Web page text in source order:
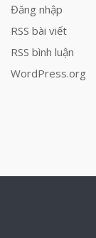
Đăng nhập
RSS bài viết
RSS bình luận
WordPress.org